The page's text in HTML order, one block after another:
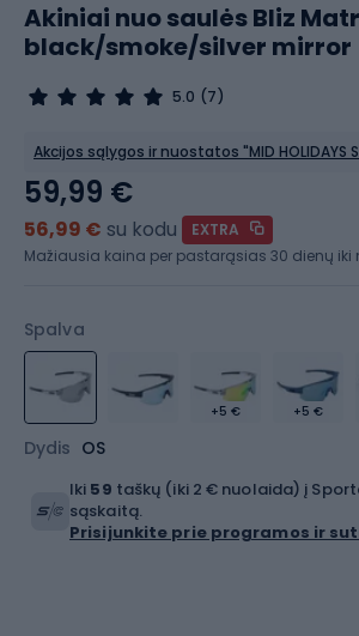
Akiniai nuo saulės Bliz
black/smoke/silver mirror
5.0 (7)
Akcijos sąlygos ir nuostatos "MID HOLIDAYS
Spalva
+5 € +5 €
Dydis OS
59,99 €
56,99 € su kodu
EXTRA
Mažiausia kaina per pastarąsias 30 dienų iki
Iki 59 taškų (iki 2 € nuolaida) į
sąskaitą.
Prisijunkite prie programos ir